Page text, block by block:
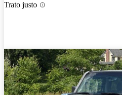
Trato justo